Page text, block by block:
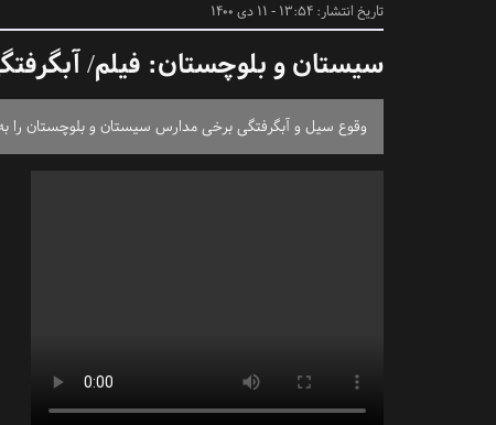
تاریخ انتشار: 13:54 - 11 دی 1400
سیستان و بلوچستان: فیلم/
وقوع سیل و آبگرفتگی برخی مدارس سیستان و بلوچستان را